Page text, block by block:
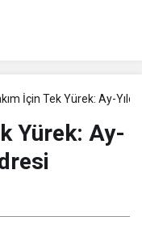
İçin Tek Yürek: Ay-
Yürek: Ay-